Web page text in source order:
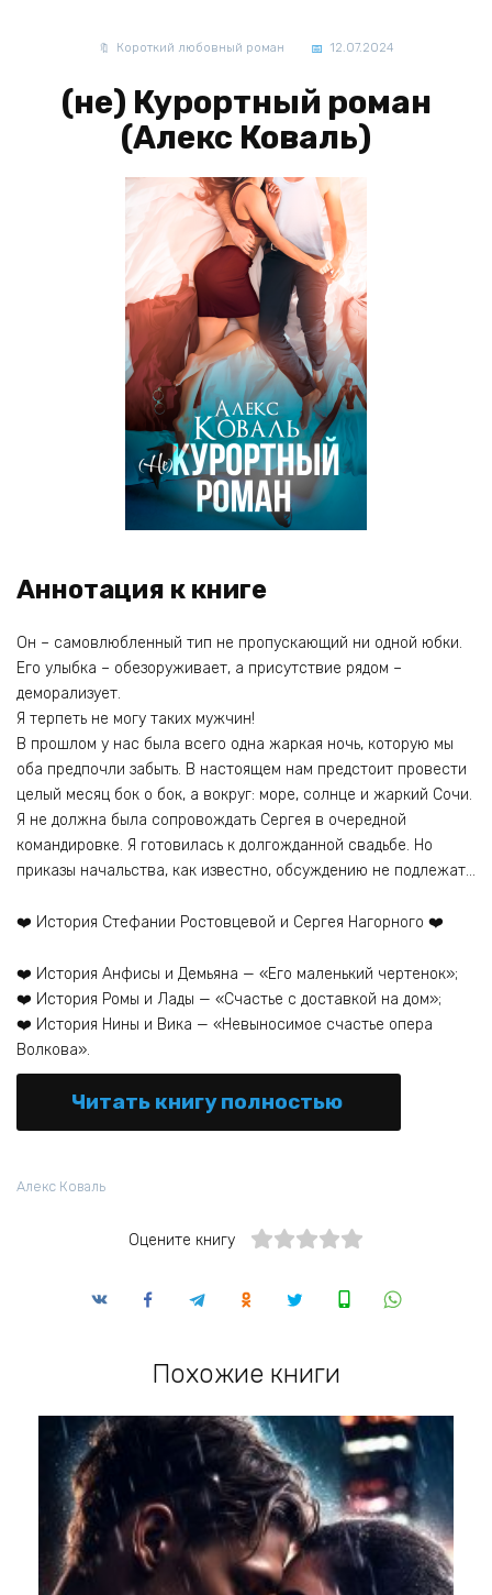
Короткий любовный роман 12.07.2024
(не) Курортный роман
(Алекс Коваль)
Аннотация к книге
Он – самовлюбленный тип не пропускающий ни одной юбки.
Его улыбка – обезоруживает, а присутствие рядом –
деморализует.
Я терпеть не могу таких мужчин!
В прошлом у нас была всего одна жаркая ночь, которую мы
оба предпочли забыть. В настоящем нам предстоит провести
целый месяц бок о бок, а вокруг: море, солнце и жаркий Сочи.
Я не должна была сопровождать Сергея в очередной
командировке. Я готовилась к долгожданной свадьбе. Но
приказы начальства, как известно, обсуждению не подлежат…
❤️ История Стефании Ростовцевой и Сергея Нагорного ❤️
❤️ История Анфисы и Демьяна — «Его маленький чертенок»;
❤️ История Ромы и Лады — «Счастье с доставкой на дом»;
❤️ История Нины и Вика — «Невыносимое счастье опера
Волкова».
Читать книгу полностью
Алекс Коваль
Оцените книгу
Похожие книги